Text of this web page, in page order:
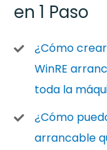
en 1 Paso
¿Cómo
WinRE
toda la
¿Cómo
arrancable